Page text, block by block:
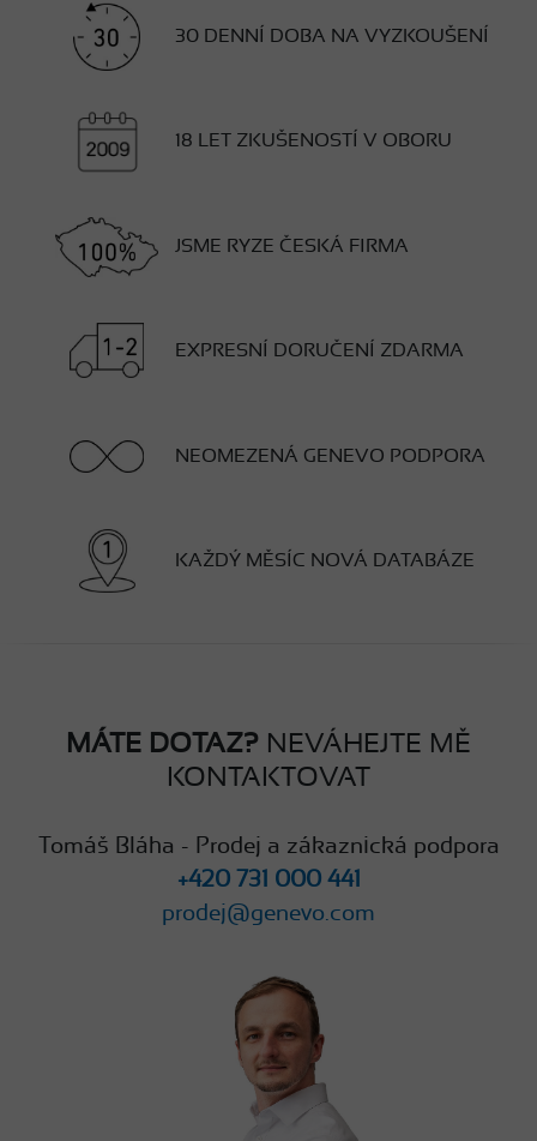
30 DENNÍ DOBA NA VYZKOUŠENÍ
18 LET ZKUŠENOSTÍ V OBORU
JSME RYZE ČESKÁ FIRMA
EXPRESNÍ DORUČENÍ ZDARMA
NEOMEZENÁ GENEVO PODPORA
KAŽDÝ MĚSÍC NOVÁ DATABÁZE
MÁTE DOTAZ? NEVÁHEJTE MĚ
KONTAKTOVAT
Tomáš Bláha - Prodej a zákaznická podpora
+420 731 000 441
prodej@genevo.com